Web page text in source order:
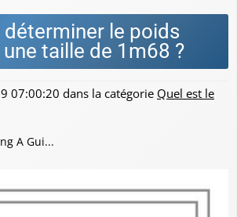
le poids
taille de 1m68 ?
07:00:20 dans la catégorie Quel est le
A Gui...